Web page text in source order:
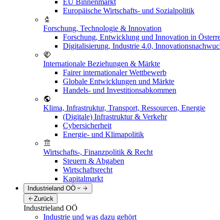
EU Binnenmarkt
Europäische Wirtschafts- und Sozialpolitik
Forschung, Technologie & Innovation
Forschung, Entwicklung und Innovation in
Digitalisierung, Industrie 4.0,
Internationale Beziehungen & Märkte
Fairer internationaler Wettbewerb
Globale Entwicklungen und Märkte
Handels- und Investitionsabkommen
Klima, Infrastruktur, Transport, Ressourcen, Energie
(Digitale) Infrastruktur & Verkehr
Cybersicherheit
Energie- und Klimapolitik
Wirtschafts-, Finanzpolitik & Recht
Steuern & Abgaben
Wirtschaftsrecht
Kapitalmarkt
Industrieland OÖ
Zurück
Industrieland OÖ
Industrie und was dazu gehört